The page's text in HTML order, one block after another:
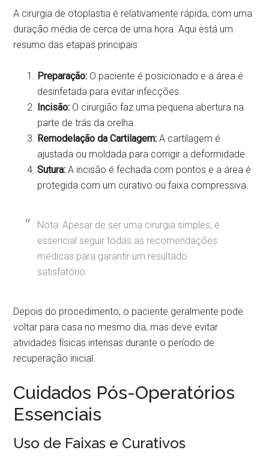
A cirurgia de otoplastia é relativamente rápida, com uma
duração média de cerca de uma hora. Aqui está um
resumo das etapas principais:
Preparação: O paciente é posicionado e a área é
desinfetada para evitar infecções.
Incisão: O cirurgião faz uma pequena abertura na
parte de trás da orelha.
Remodelação da Cartilagem: A cartilagem é
ajustada ou moldada para corrigir a deformidade.
Sutura: A incisão é fechada com pontos e a área é
protegida com um curativo ou faixa compressiva.
Nota: Apesar de ser uma cirurgia simples, é
essencial seguir todas as recomendações
médicas para garantir um resultado
satisfatório.
Depois do procedimento, o paciente geralmente pode
voltar para casa no mesmo dia, mas deve evitar
atividades físicas intensas durante o período de
recuperação inicial.
Cuidados Pós-Operatórios
Essenciais
Uso de Faixas e Curativos